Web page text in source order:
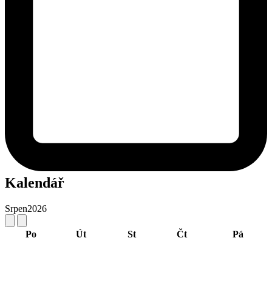
Kalendář
Srpen2026
Po Út St Čt Pá